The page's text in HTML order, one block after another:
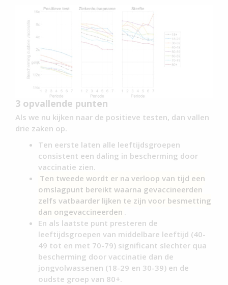
3 opvallende punten
Als we nu kijken naar de positieve testen, dan vallen
drie zaken op.
Ten eerste laten alle leeftijdsgroepen
consistent een daling in bescherming door
vaccinatie zien.
Ten tweede wordt er na verloop van tijd een
omslagpunt bereikt waarna gevaccineerden
zelfs vatbaarder lijken te zijn voor besmetting
dan ongevaccineerden .
En als laatste punt presteren de
leeftijdsgroepen van middelbare leeftijd (40-
49 tot en met 70-79) significant slechter qua
bescherming door vaccinatie dan de
jongvolwassenen (18-29 en 30-39) en de
oudste groep van 80+.